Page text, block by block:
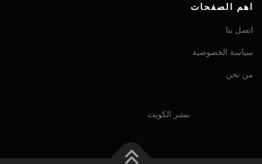
اهم الصفحات
اتصل بنا
سياسة الخصوصية
من نحن
بنشر الكويت